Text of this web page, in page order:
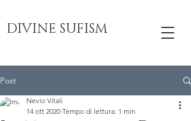
DIVINE SUFISM
Post
Nevio Vitali
14 ott 2020 Tempo di lettura: 1 min